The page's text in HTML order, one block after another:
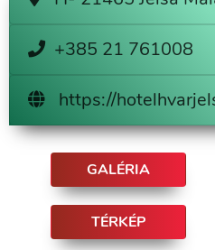
+385 21 761008
https://
GALÉRIA
TÉRKÉP